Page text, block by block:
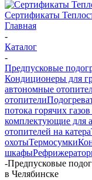
Сертификаты
Главная
-
Каталог
-
Предпусковые
Кондиционеры для
автономные
отопители
потока горячих
комплектующие для
отопителей на катера
охотыТермосумки
шкафы
-Предпусковые
в Челябинске